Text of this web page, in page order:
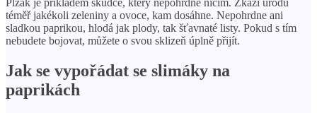
Plzák je příkladem škůdce, který nepohrdne ničím. Zkazí úrodu
téměř jakékoli zeleniny a ovoce, kam dosáhne. Nepohrdne ani
sladkou paprikou, hlodá jak plody, tak šťavnaté listy. Pokud s tím
nebudete bojovat, můžete o svou sklizeň úplně přijít.
Jak se vypořádat se slimáky na
paprikách